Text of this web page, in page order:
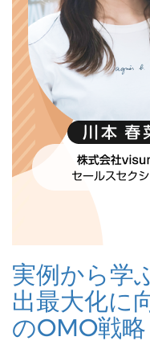
実例から学
出最大化に
のOMO戦略